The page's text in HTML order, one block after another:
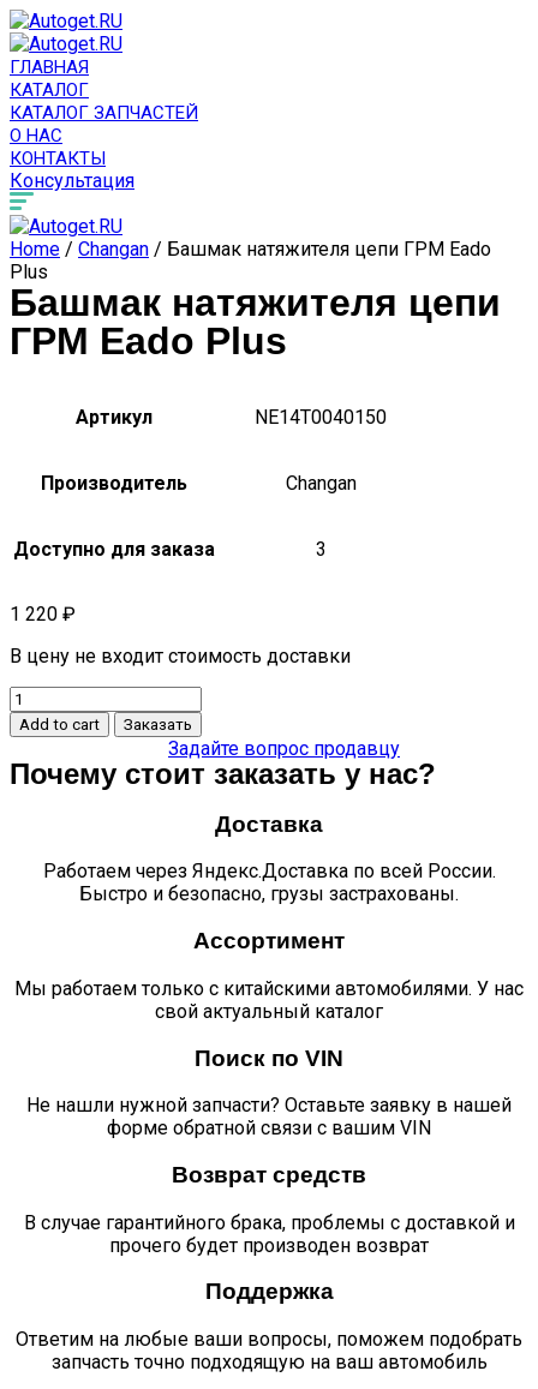
ГЛАВНАЯ
КАТАЛОГ
КАТАЛОГ ЗАПЧАСТЕЙ
О НАС
КОНТАКТЫ
Консультация
Home / Changan / Башмак натяжителя цепи ГРМ Eado
Plus
Башмак натяжителя цепи
ГРМ Eado Plus
Артикул NE14T0040150
Производитель Changan
Доступно для заказа 3
1 220 ₽
В цену не входит стоимость доставки
Башмак
натяжителя
цепи
ГРМ
Eado
Add to cart Заказать
Задайте вопрос продавцу
Почему стоит заказать у нас?
Доставка
Работаем через Яндекс.Доставка по всей России.
Быстро и безопасно, грузы застрахованы.
Ассортимент
Мы работаем только с китайскими автомобилями. У нас
свой актуальный каталог
Поиск по VIN
Не нашли нужной запчасти? Оставьте заявку в нашей
форме обратной связи с вашим VIN
Возврат средств
В случае гарантийного брака, проблемы с доставкой и
прочего будет производен возврат
Поддержка
Ответим на любые ваши вопросы, поможем подобрать
запчасть точно подходящую на ваш автомобиль